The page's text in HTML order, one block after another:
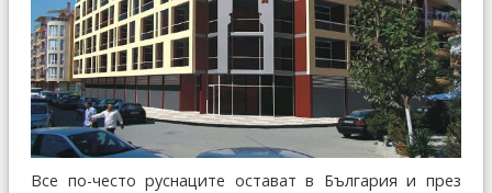
Все по-често руснаците остават в България и през